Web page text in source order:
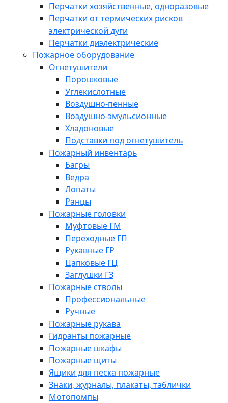
Перчатки хозяйственные, одноразовые
Перчатки от термических рисков
электрической дуги
Перчатки диэлектрические
Пожарное оборудование
Огнетушители
Порошковые
Углекислотные
Воздушно-пенные
Воздушно-эмульсионные
Хладоновые
Подставки под огнетушитель
Пожарный инвентарь
Багры
Ведра
Лопаты
Ранцы
Пожарные головки
Муфтовые ГМ
Переходные ГП
Рукавные ГР
Цапковые ГЦ
Заглушки ГЗ
Пожарные стволы
Профессиональные
Ручные
Пожарные рукава
Гидранты пожарные
Пожарные шкафы
Пожарные щиты
Ящики для песка пожарные
Знаки, журналы, плакаты, таблички
Мотопомпы